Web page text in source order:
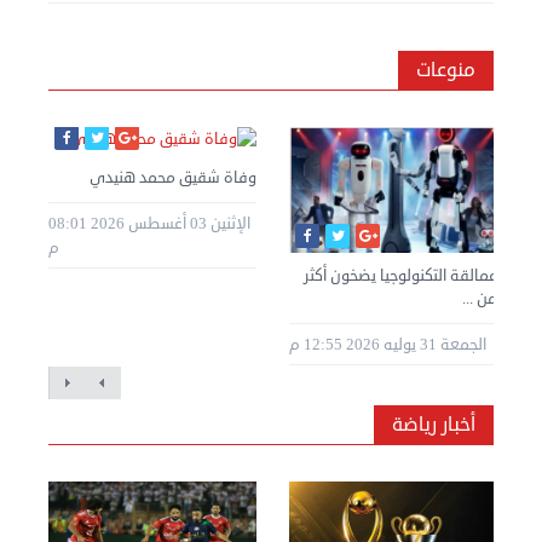
منوعات
وفاة شقيق محمد هنيدي
الإثنين 03 أغسطس 2026 08:01
م
عمالقة التكنولوجيا يضخون أكثر
من ...
الجمعة 31 يوليه 2026 12:55 م
أخبار رياضة